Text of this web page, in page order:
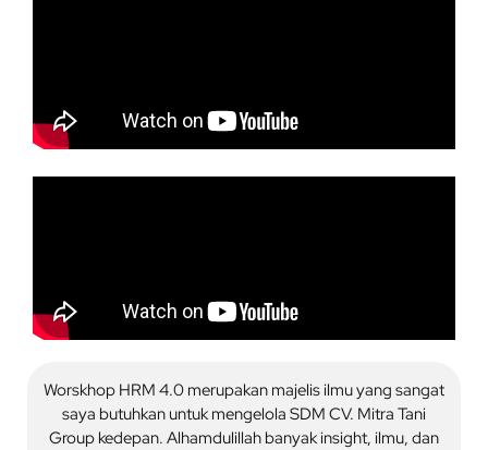
Worskhop HRM 4.0 merupakan majelis ilmu yang sangat
saya butuhkan untuk mengelola SDM CV. Mitra Tani
Group kedepan. Alhamdulillah banyak insight, ilmu, dan